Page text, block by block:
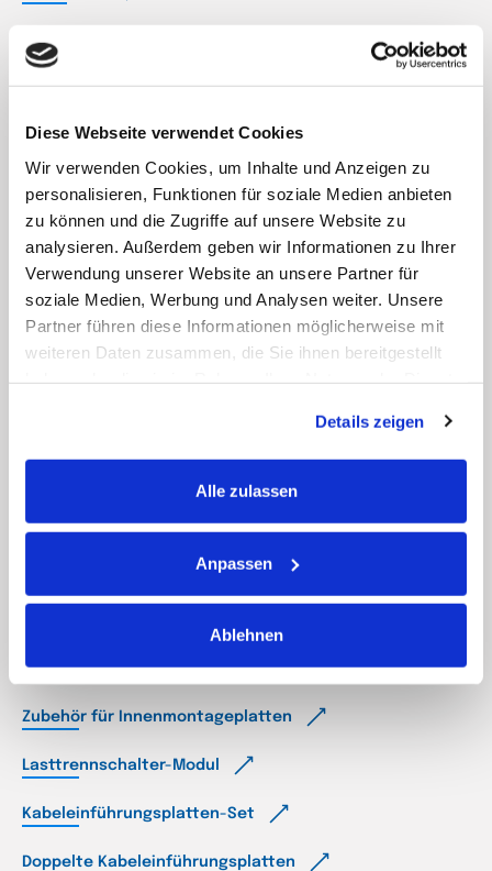
Diese Webseite verwendet Cookies
Wir verwenden Cookies, um Inhalte und Anzeigen zu
personalisieren, Funktionen für soziale Medien anbieten
zu können und die Zugriffe auf unsere Website zu
analysieren. Außerdem geben wir Informationen zu Ihrer
Verwendung unserer Website an unsere Partner für
soziale Medien, Werbung und Analysen weiter. Unsere
Partner führen diese Informationen möglicherweise mit
weiteren Daten zusammen, die Sie ihnen bereitgestellt
Details zeigen
Alle zulassen
Anpassen
Ablehnen
30°-Schrägdach in hygienischer Ausführung
Klappablage
Innen – Türsystem
Koppel- und Hebesystem für Schaltschränke
Profilbausatz für Innenbereich
Modulsystem
Vertikale Trennelemente
Schlösser und Schließsystem
Türfeststeller-Systeme
Lüfter und Filter
Zubehör für Innenmontageplatten
Lasttrennschalter-Modul
Kabeleinführungsplatten-Set
Doppelte Kabeleinführungsplatten